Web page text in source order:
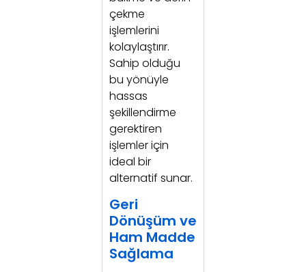
çekme
işlemlerini
kolaylaştırır.
Sahip olduğu
bu yönüyle
hassas
şekillendirme
gerektiren
işlemler için
ideal bir
alternatif sunar.
Geri
Dönüşüm ve
Ham Madde
Sağlama